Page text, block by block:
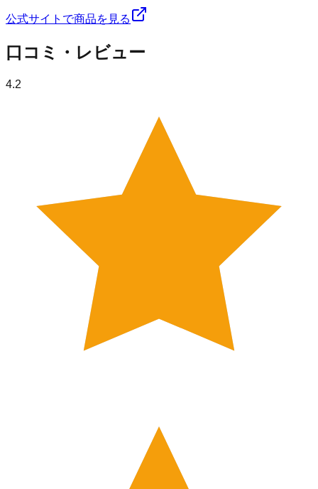
公式サイトで商品を見る
口コミ・レビュー
4.2